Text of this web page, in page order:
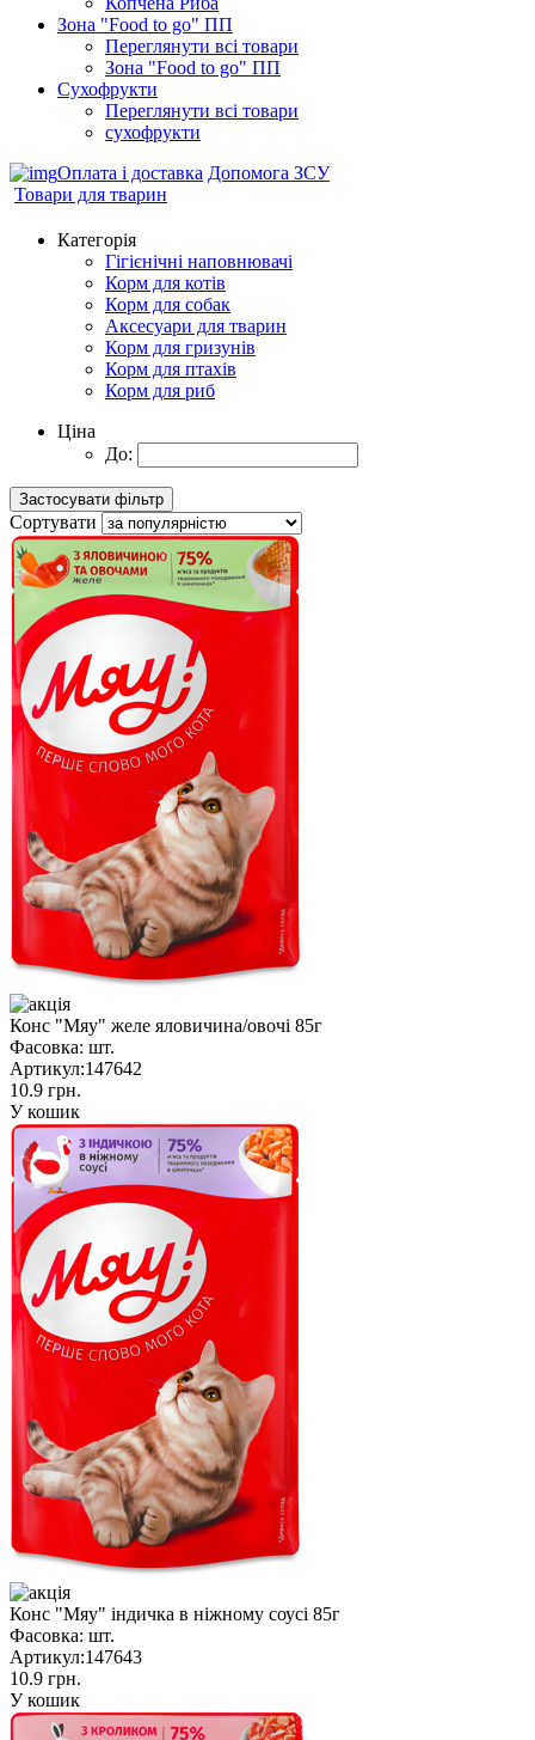
Зона "Food to go" ПП
Переглянути всі товари
Зона "Food to go" ПП
Сухофрукти
Переглянути всі товари
сухофрукти
Оплата і доставка Допомога ЗСУ
Товари для тварин
Категорія
Гігієнічні наповнювачі
Корм для котів
Корм для собак
Аксесуари для тварин
Корм для гризунів
Корм для птахів
Корм для риб
Ціна
До:
Сортувати
Конс "Мяу" желе яловичина/овочі 85г
Фасовка: шт.
Артикул:147642
10.9 грн.
У кошик
Конс "Мяу" індичка в ніжному соусі 85г
Фасовка: шт.
Артикул:147643
10.9 грн.
У кошик